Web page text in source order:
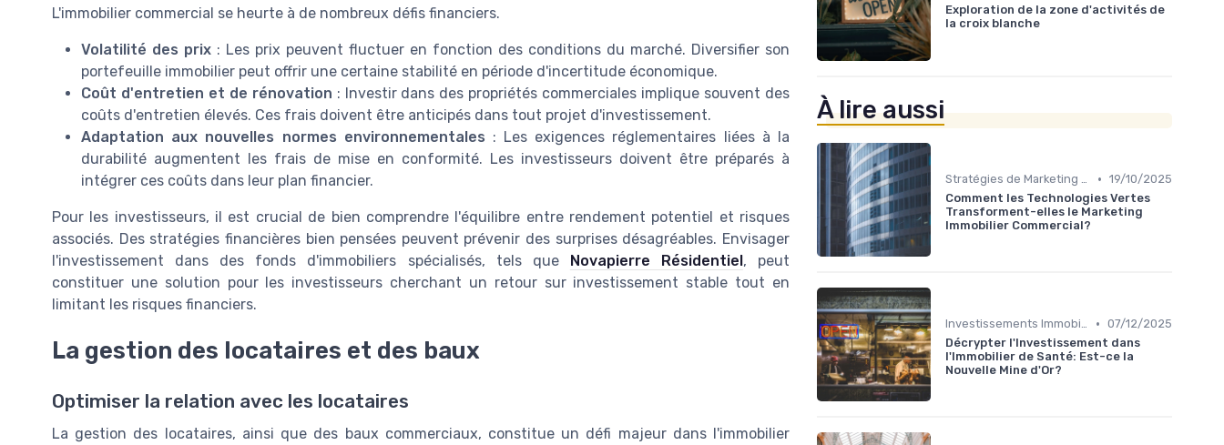
L'immobilier commercial se heurte à de nombreux défis financiers.
Volatilité des prix : Les prix peuvent fluctuer en fonction des conditions du marché. Diversifier son
portefeuille immobilier peut offrir une certaine stabilité en période d'incertitude économique.
Coût d'entretien et de rénovation : Investir dans des propriétés commerciales implique souvent des
coûts d'entretien élevés. Ces frais doivent être anticipés dans tout projet d'investissement.
Adaptation aux nouvelles normes environnementales : Les exigences réglementaires liées à la
durabilité augmentent les frais de mise en conformité. Les investisseurs doivent être préparés à
intégrer ces coûts dans leur plan financier.
Pour les investisseurs, il est crucial de bien comprendre l'équilibre entre rendement potentiel et risques
associés. Des stratégies financières bien pensées peuvent prévenir des surprises désagréables. Envisager
l'investissement dans des fonds d'immobiliers spécialisés, tels que
Novapierre Résidentiel , peut
constituer une solution pour les investisseurs cherchant un retour sur investissement stable tout en
limitant les risques financiers.
La gestion des locataires et des baux
Optimiser la relation avec les locataires
La gestion des locataires, ainsi que des baux commerciaux, constitue un défi majeur dans l'immobilier
Exploration de la zone d'activités de
la croix blanche
À lire aussi
Stratégies de Marketing Immobilier • 19/10/2025
Comment les Technologies Vertes
Transforment-elles le Marketing
Immobilier Commercial?
Investissements Immobiliers Stratégiques • 07/12/2025
Décrypter l'Investissement dans
l'Immobilier de Santé: Est-ce la
Nouvelle Mine d'Or?